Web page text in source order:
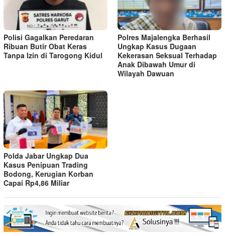
Polisi Gagalkan Peredaran
Ribuan Butir Obat Keras
Tanpa Izin di Tarogong Kidul
Polres Majalengka Berhasil
Ungkap Kasus Dugaan
Kekerasan Seksual Terhadap
Anak Dibawah Umur di
Wilayah Dawuan
Polda Jabar Ungkap Dua
Kasus Penipuan Trading
Bodong, Kerugian Korban
Capai Rp4,86 Miliar